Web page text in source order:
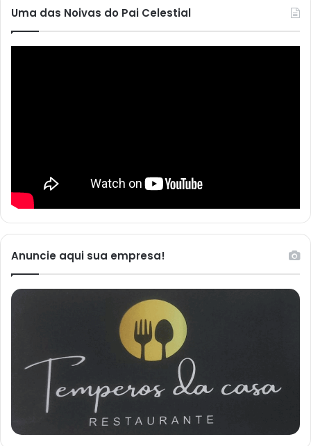
Uma das Noivas do Pai Celestial
Anuncie aqui sua empresa!